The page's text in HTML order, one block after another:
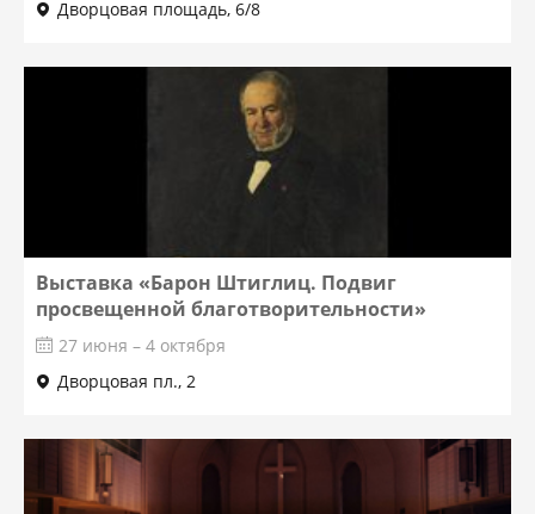
Дворцовая площадь, 6/8
Выставка «Барон Штиглиц. Подвиг
просвещенной благотворительности»
27 июня – 4 октября
Дворцовая пл., 2